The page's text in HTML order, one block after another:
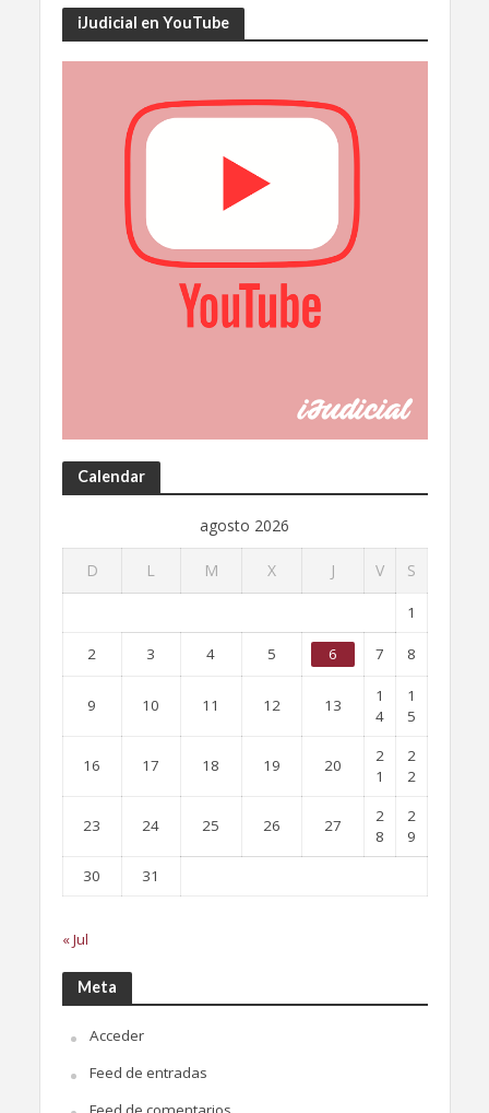
iJudicial en YouTube
Calendar
agosto 2026
D L M X J V S
1
2 3 4 5 6 7 8
9 10 11 12 13
1
4
1
5
16 17 18 19 20
2
1
2
2
23 24 25 26 27
2
8
2
9
30
31
« Jul
Meta
Acceder
Feed de entradas